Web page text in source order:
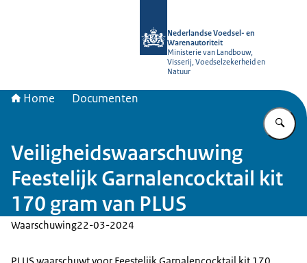
Nederlandse Voedsel- en
Warenautoriteit
Ministerie van Landbouw,
Visserij, Voedselzekerheid en
Natuur
Home Documenten
Veiligheidswaarschuwing
Feestelijk Garnalencocktail kit
170 gram van PLUS
Waarschuwing22-03-2024